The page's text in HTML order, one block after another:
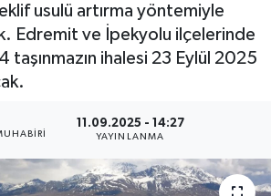
usulü artırma yöntemiyle
Edremit ve İpekyolu ilçelerinde
taşınmazın ihalesi 23 Eylül 2025
11.09.2025 - 14:27
YAYINLANMA